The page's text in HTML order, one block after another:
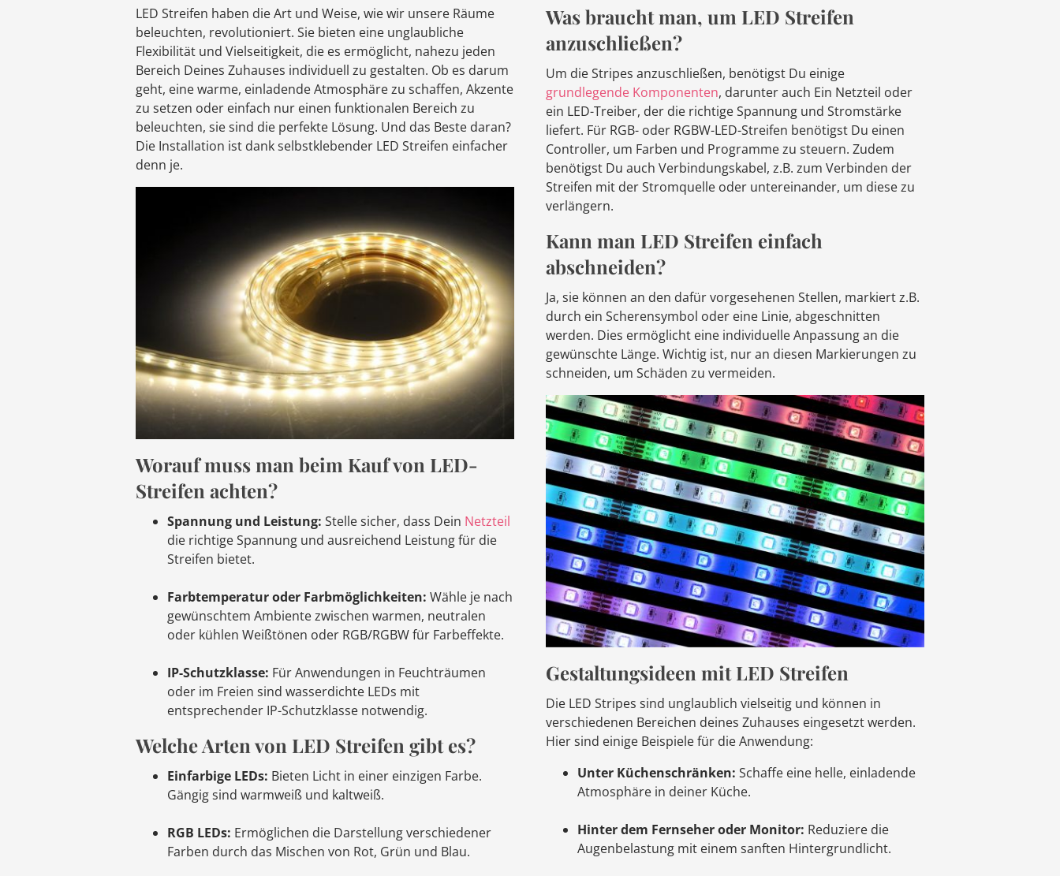
LED Streifen haben die Art und Weise, wie wir unsere Räume
beleuchten, revolutioniert. Sie bieten eine unglaubliche
Flexibilität und Vielseitigkeit, die es ermöglicht, nahezu jeden
Bereich Deines Zuhauses individuell zu gestalten. Ob es darum
geht, eine warme, einladende Atmosphäre zu schaffen, Akzente
zu setzen oder einfach nur einen funktionalen Bereich zu
beleuchten, sie sind die perfekte Lösung. Und das Beste daran?
Die Installation ist dank selbstklebender LED Streifen einfacher
denn je.
Worauf muss man beim Kauf von LED-
Streifen achten?
Spannung und Leistung: Stelle sicher, dass Dein Netzteil
die richtige Spannung und ausreichend Leistung für die
Streifen bietet.
Farbtemperatur oder Farbmöglichkeiten: Wähle je nach
gewünschtem Ambiente zwischen warmen, neutralen
oder kühlen Weißtönen oder RGB/RGBW für Farbeffekte.
IP-Schutzklasse: Für Anwendungen in Feuchträumen
oder im Freien sind wasserdichte LEDs mit
entsprechender IP-Schutzklasse notwendig.
Welche Arten von LED Streifen gibt es?
Einfarbige LEDs: Bieten Licht in einer einzigen Farbe.
Gängig sind warmweiß und kaltweiß.
RGB LEDs: Ermöglichen die Darstellung verschiedener
Farben durch das Mischen von Rot, Grün und Blau.
Was braucht man, um LED Streifen
anzuschließen?
Um die Stripes anzuschließen, benötigst Du einige
grundlegende Komponenten, darunter auch Ein Netzteil oder
ein LED-Treiber, der die richtige Spannung und Stromstärke
liefert. Für RGB- oder RGBW-LED-Streifen benötigst Du einen
Controller, um Farben und Programme zu steuern. Zudem
benötigst Du auch Verbindungskabel, z.B. zum Verbinden der
Streifen mit der Stromquelle oder untereinander, um diese zu
verlängern.
Kann man LED Streifen einfach
abschneiden?
Ja, sie können an den dafür vorgesehenen Stellen, markiert z.B.
durch ein Scherensymbol oder eine Linie, abgeschnitten
werden. Dies ermöglicht eine individuelle Anpassung an die
gewünschte Länge. Wichtig ist, nur an diesen Markierungen zu
schneiden, um Schäden zu vermeiden.
Gestaltungsideen mit LED Streifen
Die LED Stripes sind unglaublich vielseitig und können in
verschiedenen Bereichen deines Zuhauses eingesetzt werden.
Hier sind einige Beispiele für die Anwendung:
Unter Küchenschränken: Schaffe eine helle, einladende
Atmosphäre in deiner Küche.
Hinter dem Fernseher oder Monitor: Reduziere die
Augenbelastung mit einem sanften Hintergrundlicht.